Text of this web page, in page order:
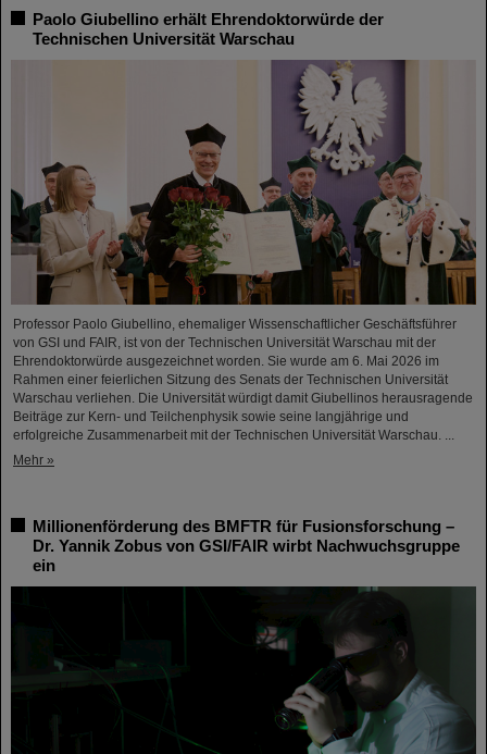
Paolo Giubellino erhält Ehrendoktorwürde der
Technischen Universität Warschau
Professor Paolo Giubellino, ehemaliger Wissenschaftlicher Geschäftsführer
von GSI und FAIR, ist von der Technischen Universität Warschau mit der
Ehrendoktorwürde ausgezeichnet worden. Sie wurde am 6. Mai 2026 im
Rahmen einer feierlichen Sitzung des Senats der Technischen Universität
Warschau verliehen. Die Universität würdigt damit Giubellinos herausragende
Beiträge zur Kern- und Teilchenphysik sowie seine langjährige und
erfolgreiche Zusammenarbeit mit der Technischen Universität Warschau. ...
Mehr »
Millionenförderung des BMFTR für Fusionsforschung –
Dr. Yannik Zobus von GSI/FAIR wirbt Nachwuchsgruppe
ein